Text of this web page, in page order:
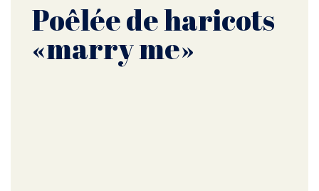
Poêlée de haricots
«marry me»